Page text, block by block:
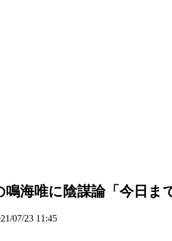
鳴海唯に陰謀論「今日
07/23 11:45